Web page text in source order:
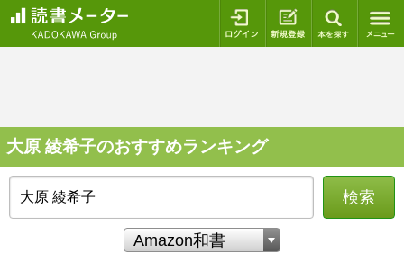
ログイン 新規登録
大原 綾希子のおすすめランキング
検索